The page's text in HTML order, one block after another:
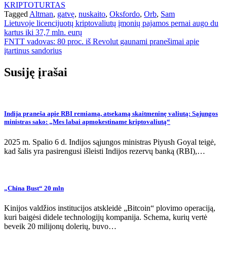
KRIPTOTURTAS
TaggedAltman, gatvę, nuskaito, Oksfordo, Orb, Sam
Navigacija
tarp
įrašų
Lietuvoje licencijuotų kriptovaliutų įmonių pajamos pernai augo du
kartus iki 37,7 mln. eurų
FNTT vadovas: 80 proc. iš Revolut gaunami pranešimai apie
įtartinus sandorius
Susiję įrašai
Indija praneša apie RBI remiamą, atsekamą skaitmeninę valiutą: Sąjungos
ministras sako: „Mes labai apmokestiname kriptovaliutą“
2025 m. Spalio 6 d. Indijos sąjungos ministras Piyush Goyal teigė,
kad šalis yra pasirengusi išleisti Indijos rezervų banką (RBI),…
„China Bust“ 20 mln
Kinijos valdžios institucijos atskleidė „Bitcoin“ plovimo operaciją,
kuri baigėsi didele technologijų kompanija. Schema, kurių vertė
beveik 20 milijonų dolerių, buvo…